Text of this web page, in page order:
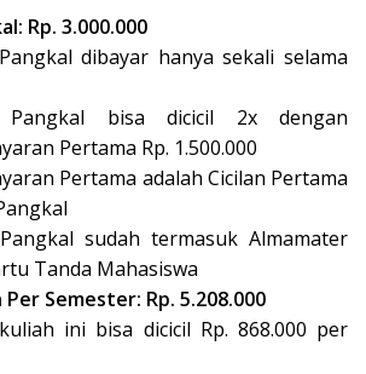
Rp. 3.000.000
dibayar hanya sekali selama
Pangkal bisa dicicil 2x dengan
Pertama Rp. 1.500.000
Pertama adalah Cicilan Pertama
sudah termasuk Almamater
Tanda Mahasiswa
Per Semester: Rp. 5.208.000
ini bisa dicicil Rp. 868.000 per